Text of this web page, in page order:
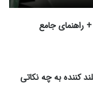
جامع
کننده به چه نکاتی